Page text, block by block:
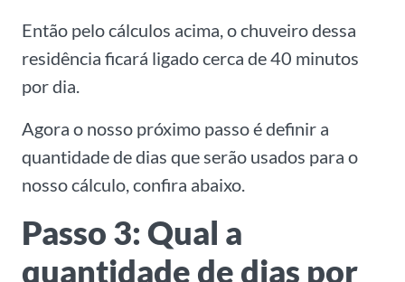
Então pelo cálculos acima, o chuveiro dessa
residência ficará ligado cerca de 40 minutos
por dia.
Agora o nosso próximo passo é definir a
quantidade de dias que serão usados para o
nosso cálculo, confira abaixo.
Passo 3: Qual a
quantidade de dias por